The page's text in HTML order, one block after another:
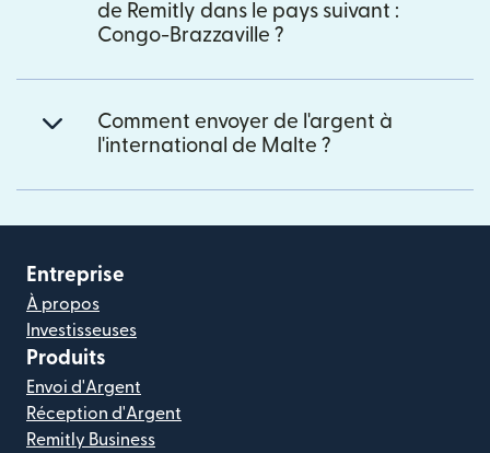
de Remitly dans le pays suivant :
Congo-Brazzaville ?
Comment envoyer de l'argent à
l'international de Malte ?
Entreprise
À propos
Investisseuses
Produits
Envoi d'Argent
Réception d'Argent
Remitly Business